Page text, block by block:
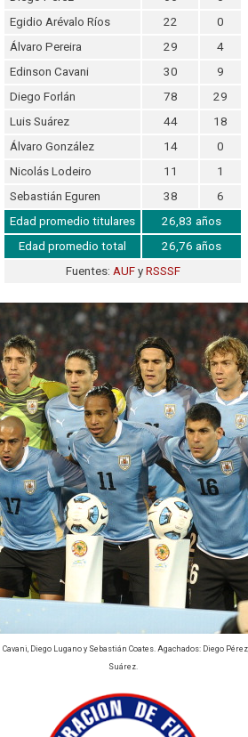
Egidio Arévalo Ríos
22
0
Álvaro Pereira
29
4
Edinson Cavani
30
9
Diego Forlán
78
29
Luis Suárez
44
18
Álvaro González
14
0
Nicolás Lodeiro
11
1
Sebastián Eguren
38
6
Edad promedio titulares
26,83 años
Edad promedio total
26,76 años
Fuentes: AUFy RSSSF
Diego Lugano y Sebastián Coates. Agachados: Diego
Suárez.